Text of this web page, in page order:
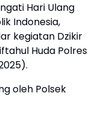
Hari Ulang
Indonesia,
kegiatan Dzikir
Huda Polres
oleh Polsek